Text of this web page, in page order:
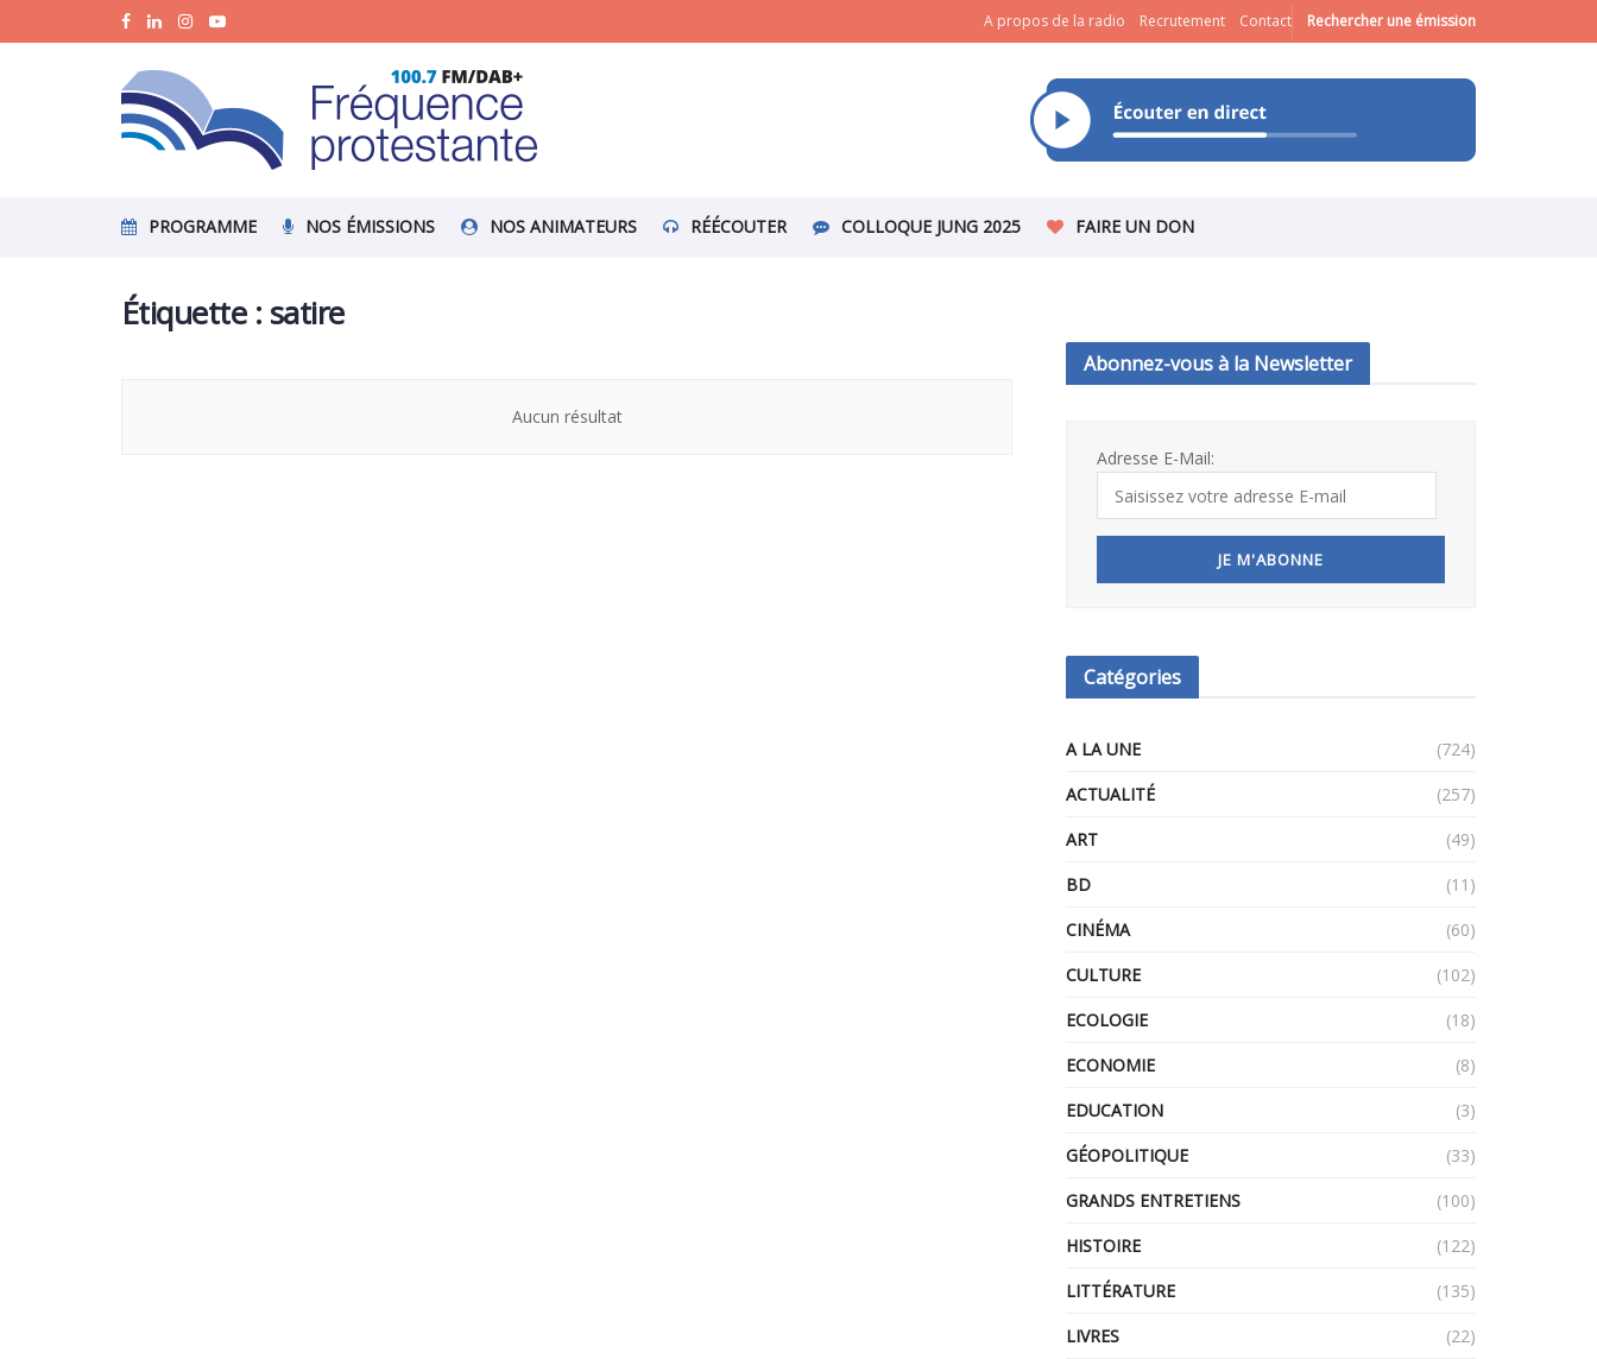
A propos de la radio Recrutement Contact Rechercher une émission
PROGRAMME NOS ÉMISSIONS NOS ANIMATEURS RÉÉCOUTER COLLOQUE JUNG 2025 FAIRE UN DON
Étiquette : satire
Aucun résultat
Abonnez-vous à la Newsletter
Adresse E-Mail:
Catégories
A LA UNE
(724)
ACTUALITÉ
(257)
ART
(49)
BD
(11)
CINÉMA
(60)
CULTURE
(102)
ECOLOGIE
(18)
ECONOMIE
(8)
EDUCATION
(3)
GÉOPOLITIQUE
(33)
GRANDS ENTRETIENS
(100)
HISTOIRE
(122)
LITTÉRATURE
(135)
LIVRES
(22)